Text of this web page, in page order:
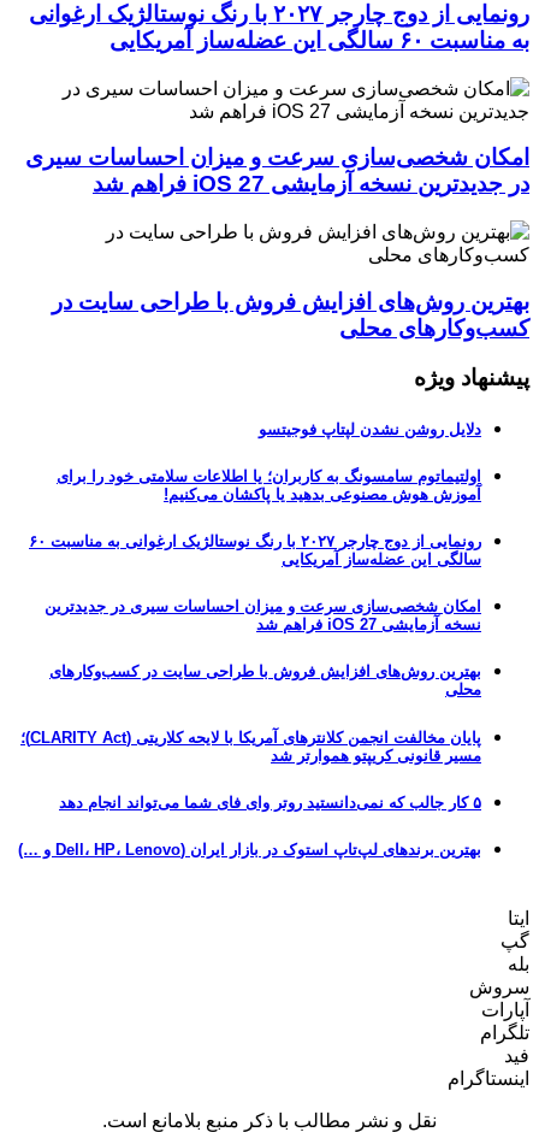
رونمایی از دوج چارجر ۲۰۲۷ با رنگ نوستالژیک ارغوانی
به مناسبت ۶۰ سالگی این عضله‌ساز آمریکایی
امکان شخصی‌سازی سرعت و میزان احساسات سیری
در جدیدترین نسخه آزمایشی iOS 27 فراهم شد
بهترین روش‌های افزایش فروش با طراحی سایت در
کسب‌وکارهای محلی
پیشنهاد ویژه
دلایل روشن نشدن لپتاپ فوجیتسو
اولتیماتوم سامسونگ به کاربران؛ یا اطلاعات سلامتی خود را برای
آموزش هوش مصنوعی بدهید یا پاکشان می‌کنیم!
رونمایی از دوج چارجر ۲۰۲۷ با رنگ نوستالژیک ارغوانی به مناسبت ۶۰
سالگی این عضله‌ساز آمریکایی
امکان شخصی‌سازی سرعت و میزان احساسات سیری در جدیدترین
نسخه آزمایشی iOS 27 فراهم شد
بهترین روش‌های افزایش فروش با طراحی سایت در کسب‌وکارهای
محلی
پایان مخالفت انجمن کلانترهای آمریکا با لایحه کلاریتی (CLARITY Act)؛
مسیر قانونی کریپتو هموارتر شد
۵ کار جالب که نمی‌دانستید روتر وای فای شما می‌تواند انجام دهد
بهترین برندهای لپ‌تاپ استوک در بازار ایران (Dell، HP، Lenovo و …)
ایتا
گپ
بله
سروش
آپارات
تلگرام
فید
اینستاگرام
نقل و نشر مطالب با ذکر منبع بلامانع است.